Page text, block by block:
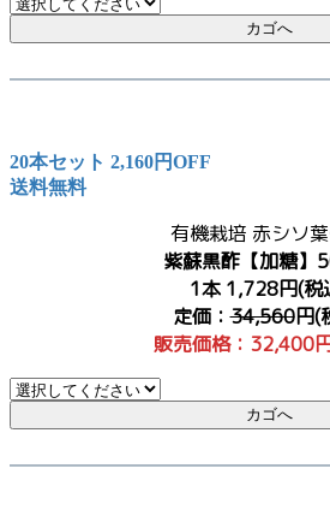
20本セット 2,160円OFF
送料無料
有機栽培 赤シソ
紫蘇黒酢【加糖】
1本 1,728円(税
定価：34,560円(
販売価格：32,400